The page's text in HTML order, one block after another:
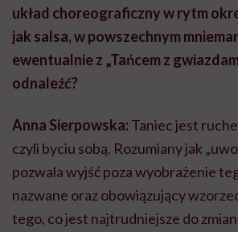
układ choreograficzny w rytm
jak salsa, w powszechnym
ewentualnie z „Tańcem z
odnaleźć?
Anna Sierpowska: Taniec jest
czyli byciu sobą. Rozumiany jak
pozwala wyjść poza wyobrażenie
nazwane oraz obowiązujący
tego, co jest najtrudniejsze do